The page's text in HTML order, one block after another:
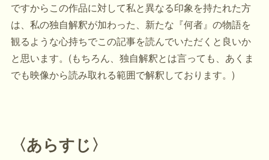
ですからこの作品に対して私と異なる印象を持たれた方
は、私の独自解釈が加わった、新たな『何者』の物語を
観るような心持ちでこの記事を読んでいただくと良いか
と思います。(もちろん、独自解釈とは言っても、あくま
でも映像から読み取れる範囲で解釈しております。)
〈あらすじ〉